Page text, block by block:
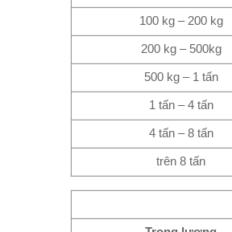
100 kg – 200 kg
200 kg – 500kg
500 kg – 1 tấn
1 tấn – 4 tấn
4 tấn – 8 tấn
trên 8 tấn